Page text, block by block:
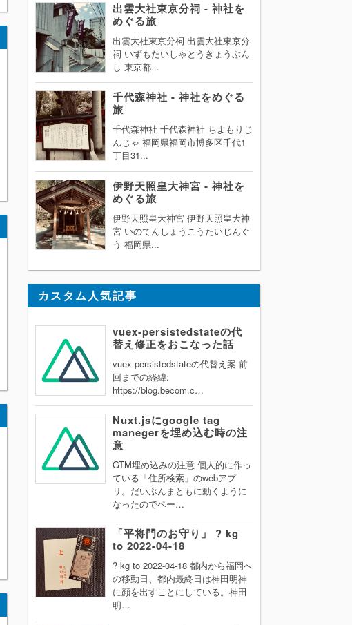
出雲大社東京分祠 - 神社を
めぐる旅
出雲大社東京分祠 出雲大社東京分
祠 いずもたいしゃとうきょうぶん
し 東京都...
千代森神社 - 神社をめぐる
旅
千代森神社 千代森神社 ちよもりじ
んじゃ 福岡県福岡市博多区千代1
丁目31...
伊野天照皇大神宮 - 神社を
めぐる旅
伊野天照皇大神宮 伊野天照皇大神
宮 いのてんしょうこうたいじんぐ
う 福岡県...
カスタム人気記事
vuex-persistedstateの代
替え修正をおこなった話
vuex-persistedstateの代替え案 前
回までの経緯:
https://blog.becom.c…
Nuxt.jsにgoogle tag
manegerを埋め込む時の注
意
GTM埋め込みの注意 個人的に作っ
ている「住所検索」のwebアプ
リ。だいぶんまともに動くように
なったのでペー…
「平将門のお守り」 ? kg
to 2022-04-18
? kg to 2022-04-18 都内から福岡へ
の移動日、都内最終日は神田明神
に顔を出すことにしている。神田
明…